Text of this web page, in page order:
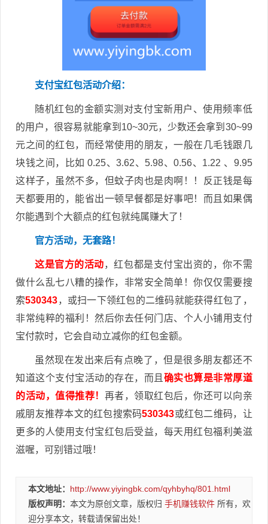
支付宝红包活动介绍：
随机红包的金额实测对支付宝新用户、使用频率低
的用户，很容易就能拿到10~30元，少数还会拿到30~99
元之间的红包，而经常使用的朋友，一般在几毛钱跟几
块钱之间，比如 0.25、3.62、5.98、0.56、1.22 、9.95
这样子，虽然不多，但蚊子肉也是肉啊！！反正钱是每
天都要用的，能省出一顿早餐都是好事吧！而且如果偶
尔能遇到个大额点的红包就纯属赚大了！
官方活动，无套路！
这是官方的活动，红包都是支付宝出资的，你不需
做什么乱七八糟的操作，非常安全简单！你仅仅需要搜
索530343，或扫一下领红包的二维码就能获得红包了，
非常纯粹的福利！然后你去任何门店、个人小铺用支付
宝付款时，它会自动立减你的红包金额。
虽然现在发出来后有点晚了，但是很多朋友都还不
知道这个支付宝活动的存在，而且 确实也算是非常厚道
的活动，值得推荐！ 再者，领取红包后，你还可以向亲
戚朋友推荐本文的红包搜索码530343或红包二维码，让
更多的人使用支付宝红包后受益，每天用红包福利美滋
滋喔，可别错过哦！
本文地址： http://www.yiyingbk.com/qyhbyhq/801.html
版权声明： 本文为原创文章，版权归 手机赚钱软件 所有，欢
迎分享本文，转载请保留出处！